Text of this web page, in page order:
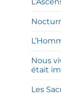
Nous
était
Les